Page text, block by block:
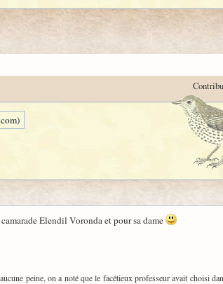
Elendil Voronda et pour sa dame
peine, on a noté que le facétieux professeur avait choisi